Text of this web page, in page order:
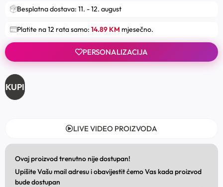
Besplatna dostava: 11. - 12. august
Platite na 12 rata samo: 14.89 KM mjesečno.
PERSONALIZACIJA
KUPI
LIVE VIDEO PROIZVODA
Ovaj proizvod trenutno nije dostupan!
Upišite Vašu mail adresu i obavijestit ćemo Vas kada proizvod
bude dostupan